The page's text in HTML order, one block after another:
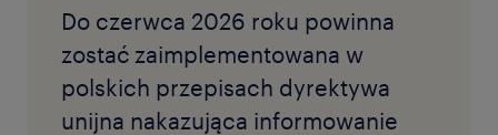
Do czerwca 2026 roku powinna
zostać zaimplementowana w
polskich przepisach dyrektywa
unijna nakazująca informowanie